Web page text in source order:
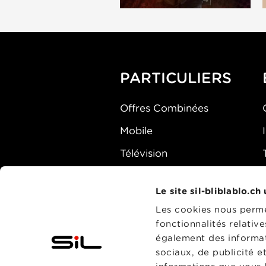
Le site sil-bliblablo.ch
Les cookies nous
fonctionnalités
également des
sociaux, de publicité
PARTICULIERS
Offres Combinées
Mobile
Télévision